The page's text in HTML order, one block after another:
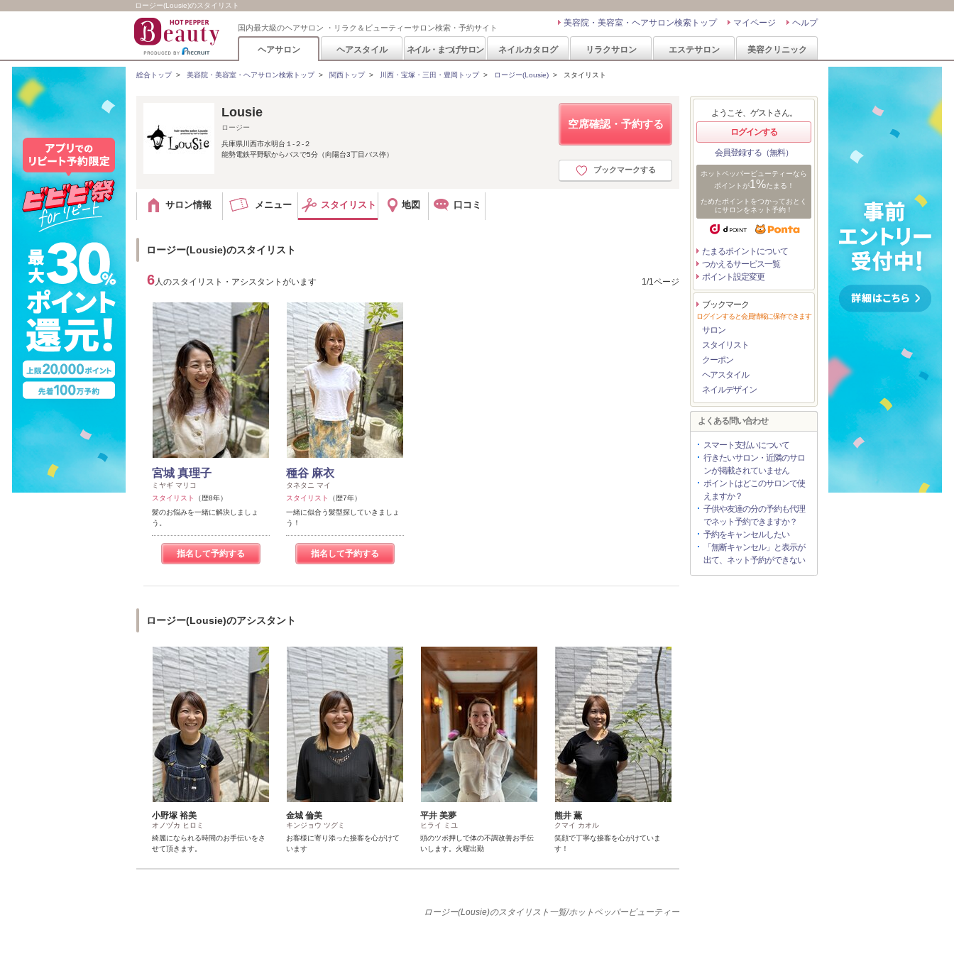
ロージー(Lousie)のスタイリスト
国内最大級のヘアサロン ・リラク＆ビューティーサロン検索・予約サイト ヘルプ
マイページ
美容院・美容室・ヘアサロン検索トップ
ヘアサロン ヘアスタイル ネイル・まつげサロン ネイルカタログ リラクサロン エステサロン 美容クリニック
総合トップ> 美容院・美容室・ヘアサロン検索トップ> 関西トップ> 川西・宝塚・三田・豊岡トップ> ロージー(Lousie) > スタイリスト
空席確認・予約する
ブックマークする
Lousie
ロージー
兵庫県川西市水明台１‐２‐２
能勢電鉄平野駅からバスで5分（向陽台3丁目バス停）
サロン情報 メニュー スタイリスト 地図 口コミ
ロージー(Lousie)のスタイリスト
6 人のスタイリスト・アシスタントがいます 1/1ページ
宮城 真理子
ミヤギ マリコ
スタイリスト
（歴8年）
髪のお悩みを一緒に解決しましょ
う。
指名して予約する
種谷 麻衣
タネタニ マイ
スタイリスト
（歴7年）
一緒に似合う髪型探していきましょ
う！
指名して予約する
ロージー(Lousie)のアシスタント
小野塚 裕美
オノヅカ ヒロミ
綺麗になられる時間のお手伝いをさ
せて頂きます。
金城 倫美
キンジョウ ツグミ
お客様に寄り添った接客を心がけて
います
平井 美夢
ヒライ ミユ
頭のツボ押しで体の不調改善お手伝
いします。火曜出勤
熊井 薫
クマイ カオル
笑顔で丁寧な接客を心がけていま
す！
ロージー(Lousie)のスタイリスト一覧/ホットペッパービューティー
ようこそ、ゲストさん。
ログインする
会員登録する（無料）
ホットペッパービューティーなら
ポイントが1%たまる！
ためたポイントをつかっておとく
にサロンをネット予約！
たまるポイントについて
つかえるサービス一覧
ポイント設定変更
ブックマーク
ログインすると会員情報に保存できます
サロン
スタイリスト
クーポン
ヘアスタイル
ネイルデザイン
よくある問い合わせ
スマート支払いについて
行きたいサロン・近隣のサロ
ンが掲載されていません
ポイントはどこのサロンで使
えますか？
子供や友達の分の予約も代理
でネット予約できますか？
予約をキャンセルしたい
「無断キャンセル」と表示が
出て、ネット予約ができない